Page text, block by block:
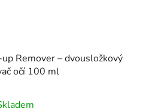
Remover – dvousložkový
očí 100 ml